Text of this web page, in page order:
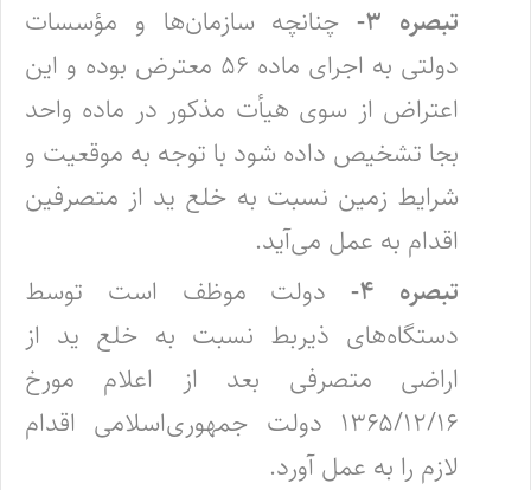
تبصره ۳-
چنانچه سازمان‌ها و مؤسسات
دولتی به اجرای ماده ۵۶ معترض بوده و این
اعتراض از سوی هیأت مذکور در ماده واحد
بجا تشخیص‌ داده شود با توجه به موقعیت و
شرایط زمین نسبت به خلع ید از متصرفین
اقدام به عمل می‌آید.
تبصره ۴-
دولت موظف است توسط
دستگاه‌های ذیربط نسبت به خلع ید از
اراضی متصرفی بعد از اعلام مورخ
۱۳۶۵/۱۲/۱۶ دولت جمهوری‌اسلامی اقدام
لازم را به عمل آورد. ‌